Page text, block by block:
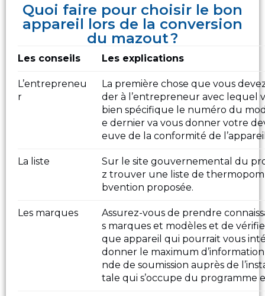
Quoi faire pour choisir le bon
appareil lors de la conversion
du mazout ?
Les conseils Les explications
L’entrepreneu
r
La première chose que vous
der à l’entrepreneur avec lequel
bien spécifique le numéro du
e dernier va vous donner votre
euve de la conformité de
La liste
Sur le site gouvernemental du
z trouver une liste de
bvention proposée.
Les marques
Assurez-vous de prendre
s marques et modèles et de
que appareil qui pourrait vous
donner le maximum
nde de soumission auprès de
tale qui s’occupe du programme